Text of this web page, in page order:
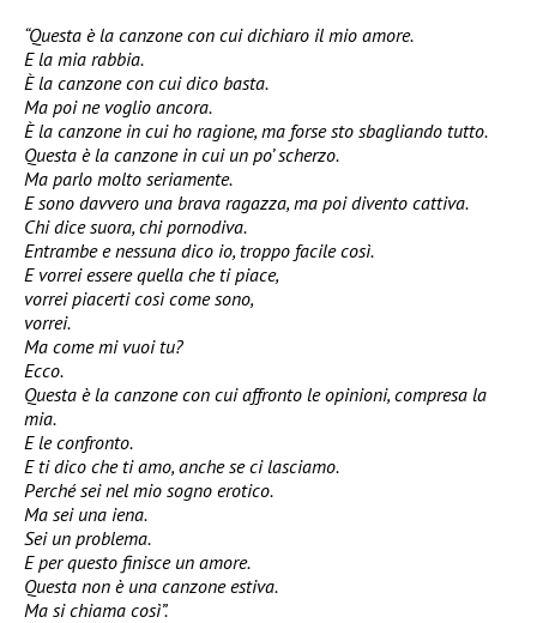
“Questa è la canzone con cui dichiaro il mio amore.
E la mia rabbia.
È la canzone con cui dico basta.
Ma poi ne voglio ancora.
È la canzone in cui ho ragione, ma forse sto sbagliando tutto.
Questa è la canzone in cui un po’ scherzo.
Ma parlo molto seriamente.
E sono davvero una brava ragazza, ma poi divento cattiva.
Chi dice suora, chi pornodiva.
Entrambe e nessuna dico io, troppo facile così.
E vorrei essere quella che ti piace,
vorrei piacerti così come sono,
vorrei.
Ma come mi vuoi tu?
Ecco.
Questa è la canzone con cui affronto le opinioni, compresa la
mia.
E le confronto.
E ti dico che ti amo, anche se ci lasciamo.
Perché sei nel mio sogno erotico.
Ma sei una iena.
Sei un problema.
E per questo finisce un amore.
Questa non è una canzone estiva.
Ma si chiama così”.